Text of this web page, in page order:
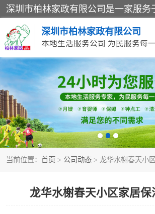
深圳市柏林家政有限公司
本地生活服务公司 为民服务每
当前位置： 首页 > 公司动态 > 龙华水榭春天小
龙华水榭春天小区家居保
家居保洁
家庭保姆